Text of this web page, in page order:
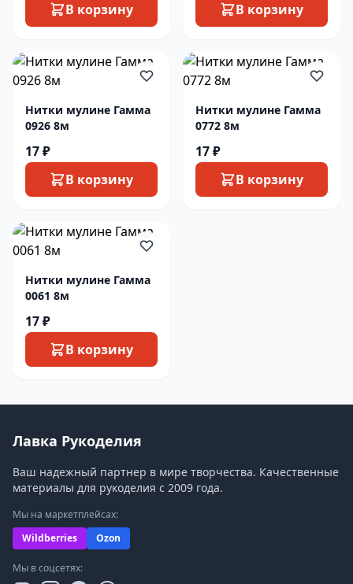
В корзину
В корзину
Нитки мулине Гамма
0926 8м
17 ₽
В корзину
Нитки мулине Гамма
0772 8м
17 ₽
В корзину
Нитки мулине Гамма
0061 8м
17 ₽
В корзину
Лавка Рукоделия
Ваш надежный партнер в мире творчества. Качественные
материалы для рукоделия с 2009 года.
Мы на маркетплейсах:
Wildberries
Ozon
Мы в соцсетях: